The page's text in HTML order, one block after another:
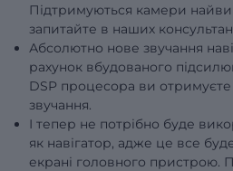
Підтримуються камери
запитайте в наших
Абсолютно нове звучання
рахунок вбудованого
DSP процесора ви
звучання.
І тепер не потрібно буде
як навігатор, адже це все
екрані головного пристрою.